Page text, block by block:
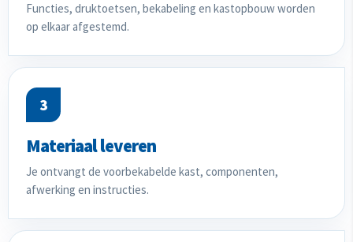
Functies, druktoetsen, bekabeling en kastopbouw worden
op elkaar afgestemd.
3
Materiaal leveren
Je ontvangt de voorbekabelde kast, componenten,
afwerking en instructies.